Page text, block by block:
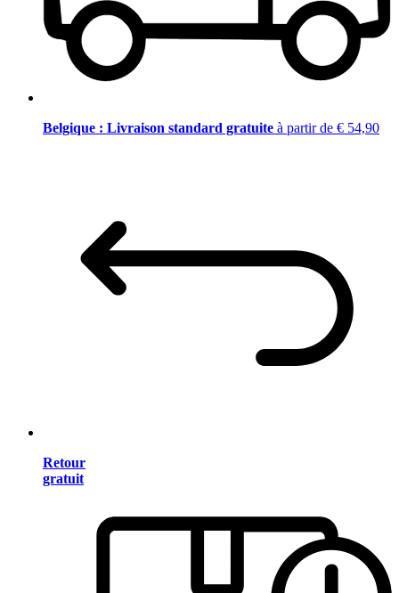
Belgique : Livraison standard gratuite à partir de € 54,90
Retour
gratuit